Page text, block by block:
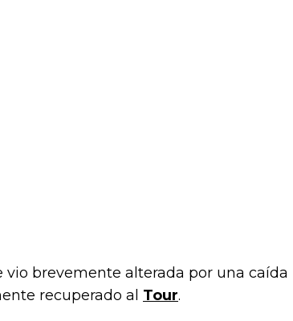
brevemente alterada por una caída
recuperado al Tour.